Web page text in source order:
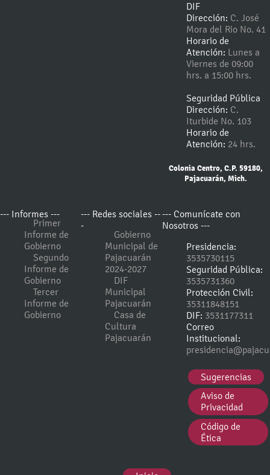
DIF
Dirección: C. José
Mora del Rio No. 41
Horario de
Atención: Lunes a
Viernes de 09:00
hrs. a 15:00 hrs.
Seguridad Pública
Dirección: C.
Iturbide No. 103
Horario de
Atención: 24 hrs.
Colonia Centro, C.P. 59180,
Pajacuarán, Mich.
--- Informes ---
Primer
Informe de
Gobierno
Segundo
Informe de
Gobierno
Tercer
Informe de
Gobierno
--- Redes sociales --
-
Gobierno
Municipal de
Pajacuarán
2024-2027
DIF
Municipal
Pajacuarán
Casa de
Cultura
Pajacuarán
--- Comunícate con
Nosotros ---
Presidencia:
3535730115
Seguridad Pública:
3535731360
Protección Civil:
35311848151
DIF: 3531177311
Correo
Institucional:
Sugerencias
Aviso de
Privacidad
Código de
Ética